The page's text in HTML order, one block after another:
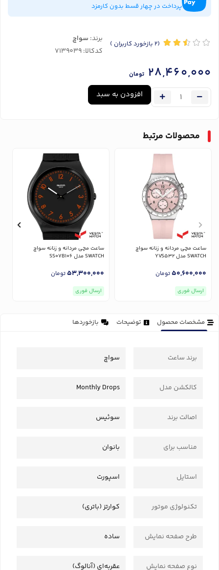
پرداخت در چهار قسط بدون کارمزد
(2 بازخورد کاربران ) برند: سواچ
کدکالا:
28,460,000 تومان
افزودن به سبد
محصولات مرتبط
ساعت مچی مردانه و زنانه سواچ
SWATCH مدل YVS532
50,600,000تومان
ارسال فوری
ساعت مچی مردانه و زنانه سواچ
SWATCH مدل SS07B106
53,300,000تومان
ارسال فوری
مشخصات محصول توضیحات بازخوردها
برند ساعت سواچ
کالکشن مدل Monthly Drops
اصالت برند سوئیس
مناسب برای بانوان
استایل اسپورت
تکنولوژی موتور کوارتز (باتری)
طرح صفحه نمایش ساده
نوع صفحه نمایش عقربه‌ای (آنالوگ)